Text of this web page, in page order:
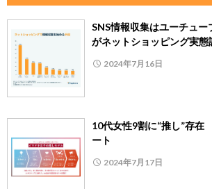
SNS情報収集はユーチュ
がネットショッピング実態
2024年7月16日
10代女性9割に“推し”存
ート
2024年7月17日